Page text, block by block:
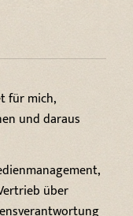
für mich,
und daraus
über